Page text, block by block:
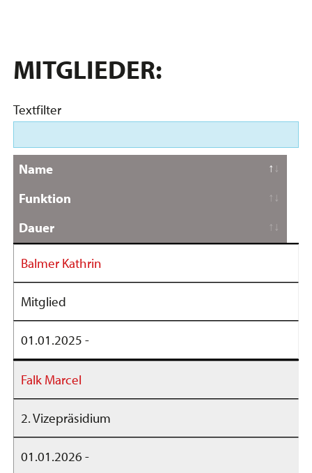
MITGLIEDER:
Textfilter
Name
Funktion
Dauer
Balmer Kathrin
Mitglied
01.01.2025 -
Falk Marcel
2. Vizepräsidium
01.01.2026 -